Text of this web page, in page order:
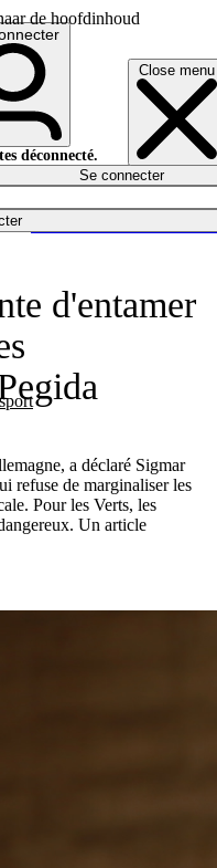
de hoofdinhoud
Close menu
déconnecté.
Se connecter
d'entamer
a déclaré Sigmar
refuse de marginaliser les
Pour les Verts, les
Un article